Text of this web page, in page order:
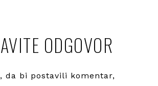
ODGOVOR
da bi postavili komentar,